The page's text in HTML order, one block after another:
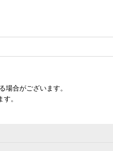
場合がございます。
。